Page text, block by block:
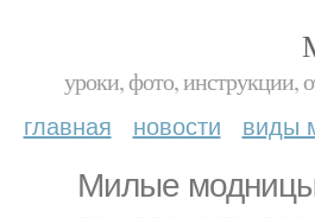
уроки, фото, инструкции,
главная новости виды
Милые